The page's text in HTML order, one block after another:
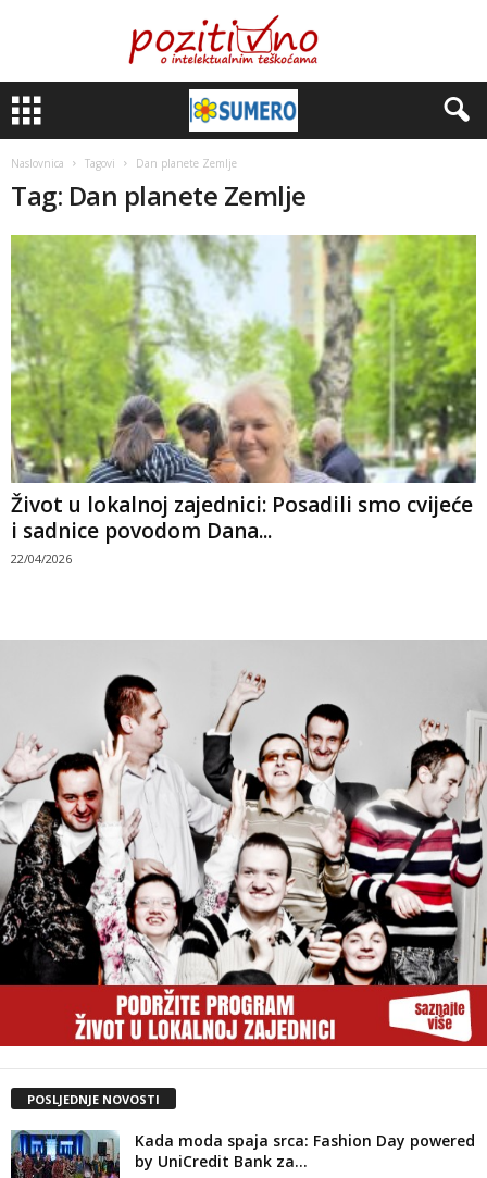
Naslovnica Tagovi Dan planete Zemlje
Tag: Dan planete Zemlje
Život u lokalnoj zajednici: Posadili smo cvijeće
i sadnice povodom Dana...
22/04/2026
POSLJEDNJE NOVOSTI
Kada moda spaja srca: Fashion Day powered
by UniCredit Bank za...